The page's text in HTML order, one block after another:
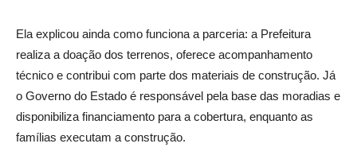
Ela explicou ainda como funciona a parceria: a Prefeitura
realiza a doação dos terrenos, oferece acompanhamento
técnico e contribui com parte dos materiais de construção. Já
o Governo do Estado é responsável pela base das moradias e
disponibiliza financiamento para a cobertura, enquanto as
famílias executam a construção.